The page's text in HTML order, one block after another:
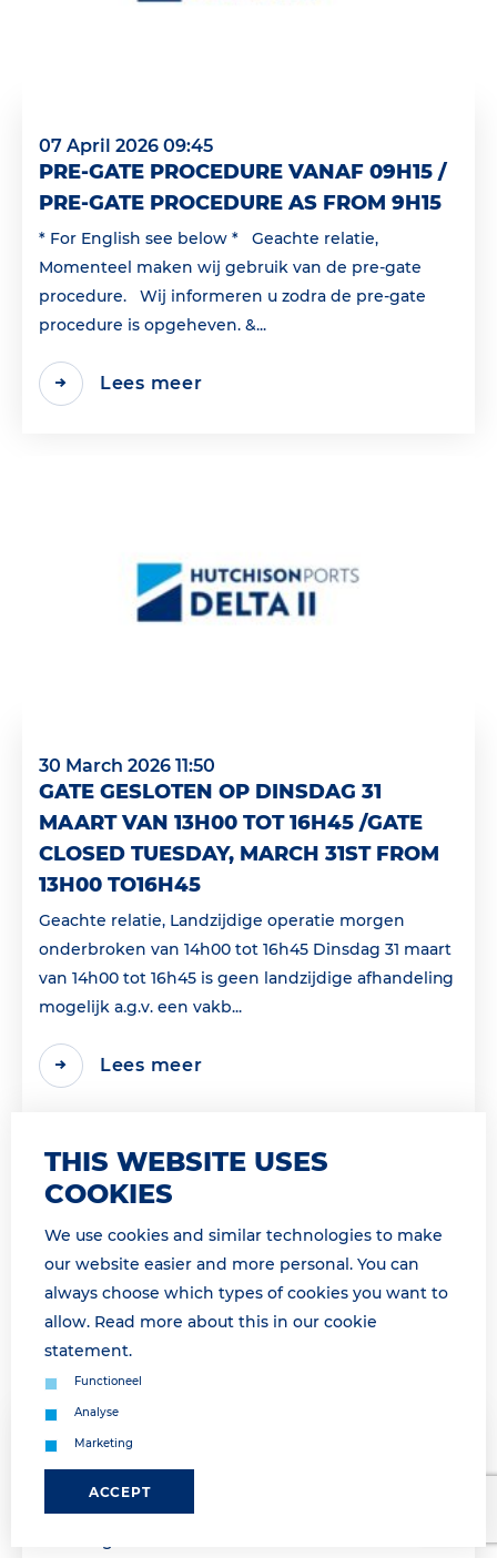
07 April 2026 09:45
PRE-GATE PROCEDURE VANAF 09H15 /
PRE-GATE PROCEDURE AS FROM 9H15
* For English see below * Geachte relatie,
Momenteel maken wij gebruik van de pre-gate
procedure. Wij informeren u zodra de pre-gate
procedure is opgeheven. &...
Lees meer
30 March 2026 11:50
GATE GESLOTEN OP DINSDAG 31
MAART VAN 13H00 TOT 16H45 /GATE
CLOSED TUESDAY, MARCH 31ST FROM
13H00 TO16H45
Geachte relatie, Landzijdige operatie morgen
onderbroken van 14h00 tot 16h45 Dinsdag 31 maart
van 14h00 tot 16h45 is geen landzijdige afhandeling
mogelijk a.g.v. een vakb...
Lees meer
26 March 2026 13:39
COMMUNICATIE HERSTELD / ALL
COMMUNICATIONS RESTORED.
THIS WEBSITE USES
COOKIES
We use cookies and similar technologies to make
our website easier and more personal. You can
always choose which types of cookies you want to
allow. Read more about this in our cookie
statement.
Functioneel
Analyse
Marketing
ACCEPT